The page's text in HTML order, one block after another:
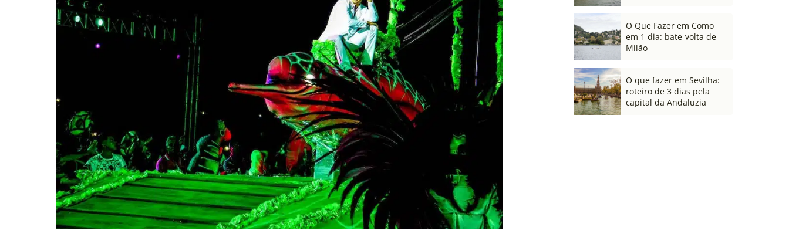
O Que Fazer em Como
em 1 dia: bate-volta de
Milão
O que fazer em Sevilha:
roteiro de 3 dias pela
capital da Andaluzia